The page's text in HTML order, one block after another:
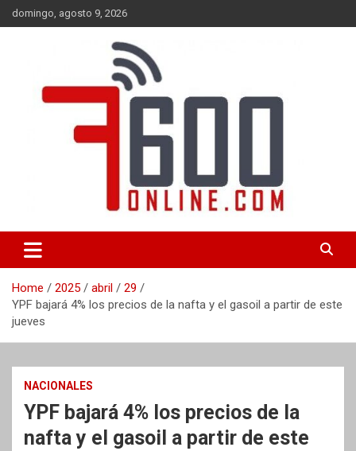
Skip
to
domingo, agosto 9, 2026
7600 online
nacional e internacional, deportiva y cultural.
Home 2025 abril
29
YPF bajará 4% los precios de la nafta y el gasoil a partir de este
jueves
NACIONALES
YPF bajará 4% los precios de la
nafta y el gasoil a partir de este